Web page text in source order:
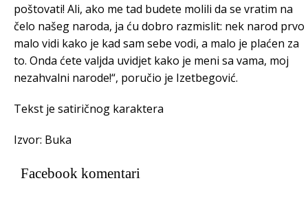
poštovati! Ali, ako me tad budete molili da se vratim na
čelo našeg naroda, ja ću dobro razmislit: nek narod prvo
malo vidi kako je kad sam sebe vodi, a malo je plaćen za
to. Onda ćete valjda uvidjet kako je meni sa vama, moj
nezahvalni narode!“, poručio je Izetbegović.
Tekst je satiričnog karaktera
Izvor: Buka
Facebook komentari